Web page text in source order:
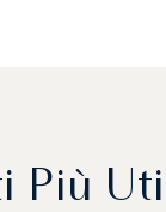
Più